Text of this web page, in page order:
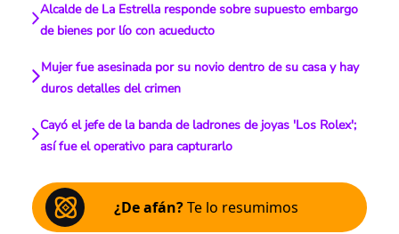
Alcalde de La Estrella responde sobre supuesto embargo
de bienes por lío con acueducto
Mujer fue asesinada por su novio dentro de su casa y hay
duros detalles del crimen
Cayó el jefe de la banda de ladrones de joyas 'Los Rolex';
así fue el operativo para capturarlo
¿De afán?Te lo resumimos